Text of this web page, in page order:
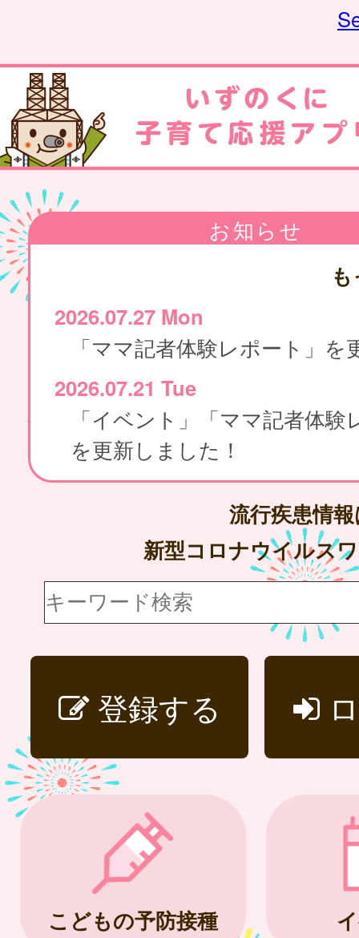
お知らせ
2026.07.27 Mon
2026.07.21 Tue
「イベント」「ママ記者体験
を更新しました！
流行疾患情
新型コロナウイルス
登録する
こどもの予防接種